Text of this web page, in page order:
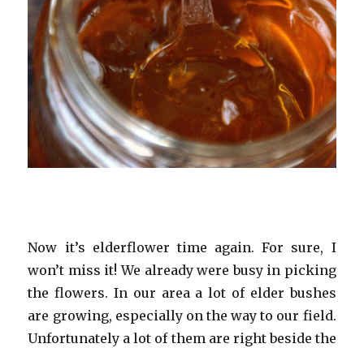
Now it’s elderflower time again. For sure, I
won’t miss it! We already were busy in picking
the flowers. In our area a lot of elder bushes
are growing, especially on the way to our field.
Unfortunately a lot of them are right beside the